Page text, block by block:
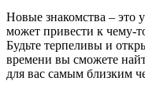
Новые знакомства – это
может привести к чему-
Будьте терпеливы и
времени вы сможете
для вас самым близким